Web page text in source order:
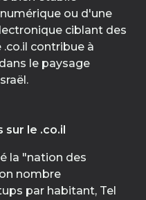
ou d'une
ciblant des
contribue à
le paysage
sur le .co.il
la "nation des
nombre
par habitant, Tel